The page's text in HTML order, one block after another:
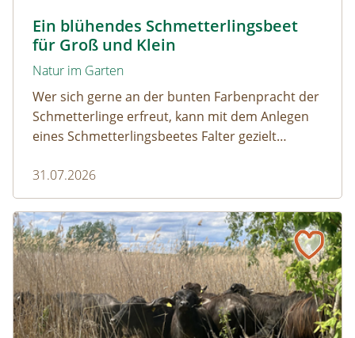
Ein blühendes Schmetterlingsbeet
für Groß und Klein
Natur im Garten
Wer sich gerne an der bunten Farbenpracht der
Schmetterlinge erfreut, kann mit dem Anlegen
eines Schmetterlingsbeetes Falter gezielt
dürfen ausreichend mitgedacht werden. Denn
ohne Raupen gibt es keine schönen
Schmetterlinge!
31.07.2026
Naturmagazin: Die Rückkehr der Big Five im Weinviertel
Die Rückkehr der Big Five im Weinviertel